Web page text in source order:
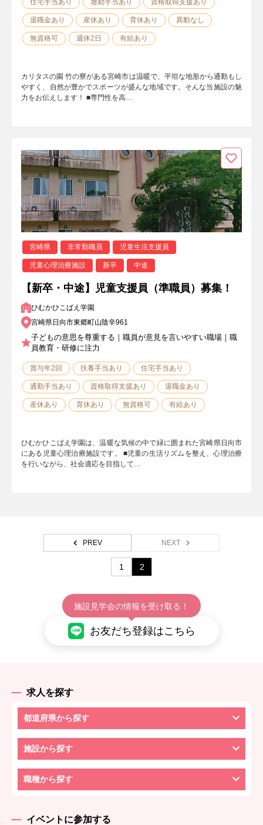
住宅手当あり 通勤手当あり 資格取得支援あり
退職金あり 産休あり 育休あり 異動なし
無資格可 週休2日 有給あり
カリタスの園 竹の寮がある宮崎市は温暖で、平坦な地形から通勤もし
やすく、自然が豊かでスポーツが盛んな地域です。そんな当施設の魅
力をお伝えします！ ■専門性を高…
宮崎県 非常勤職員 児童生活支援員
児童心理治療施設 新卒 中途
【新卒・中途】児童支援員（準職員）募集！
ひむかひこばえ学園
宮崎県日向市東郷町山陰辛961
子どもの意思を尊重する｜職員が意見を言いやすい職場｜職
員教育・研修に注力
賞与年2回 扶養手当あり 住宅手当あり
通勤手当あり 資格取得支援あり 退職金あり
産休あり 育休あり 無資格可 有給あり
ひむかひこばえ学園は、温暖な気候の中で緑に囲まれた宮崎県日向市
にある児童心理治療施設です。 ■児童の生活リズムを整え、心理治療
を行いながら、社会適応を目指して…
PREV NEXT
1 2
施設見学会の情報を受け取る！
お友だち登録はこちら
求人を探す
都道府県から探す
施設から探す
職種から探す
イベントに参加する